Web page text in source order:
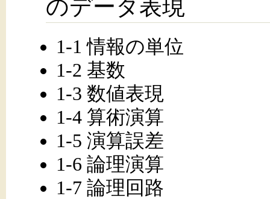
のデータ表現
1-1 情報の単位
1-2 基数
1-3 数値表現
1-4 算術演算
1-5 演算誤差
1-6 論理演算
1-7 論理回路